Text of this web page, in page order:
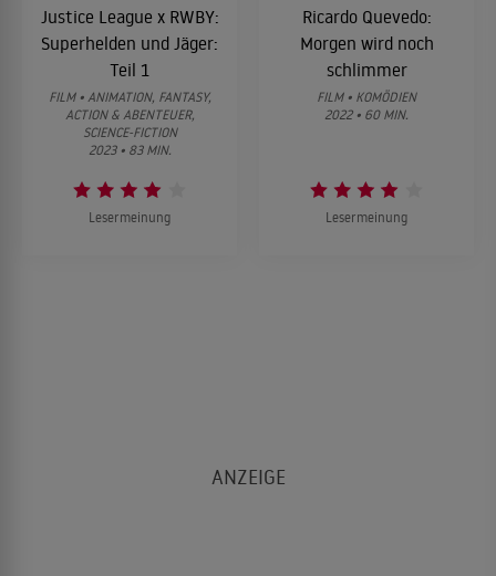
Justice League x RWBY:
Superhelden und Jäger:
Teil 1
FILM • ANIMATION, FANTASY,
ACTION & ABENTEUER,
SCIENCE-FICTION
2023 • 83 MIN.
Lesermeinung
Ricardo Quevedo:
Morgen wird noch
schlimmer
FILM • KOMÖDIEN
2022 • 60 MIN.
Lesermeinung